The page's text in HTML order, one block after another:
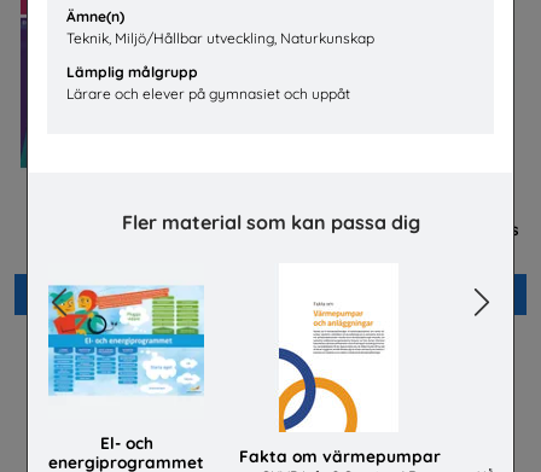
Ämne(n)
Teknik, Miljö/Hållbar utveckling, Naturkunskap
Lämplig målgrupp
Lärare och elever på gymnasiet och uppåt
Fler material som kan passa dig
El- och
energiprogrammet
Fakta om värmepumpar
Previous Next
anläggningsprogrammet
Beställ 0kr
Lärarhandledning om barns